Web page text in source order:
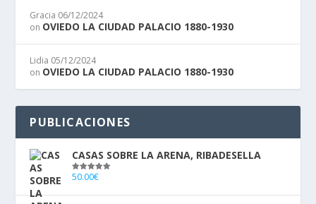
Gracia 06/12/2024
on OVIEDO LA CIUDAD PALACIO 1880-1930
Lidia 05/12/2024
on OVIEDO LA CIUDAD PALACIO 1880-1930
PUBLICACIONES
CASAS SOBRE LA ARENA, RIBADESELLA
Valorado
5
50.00€